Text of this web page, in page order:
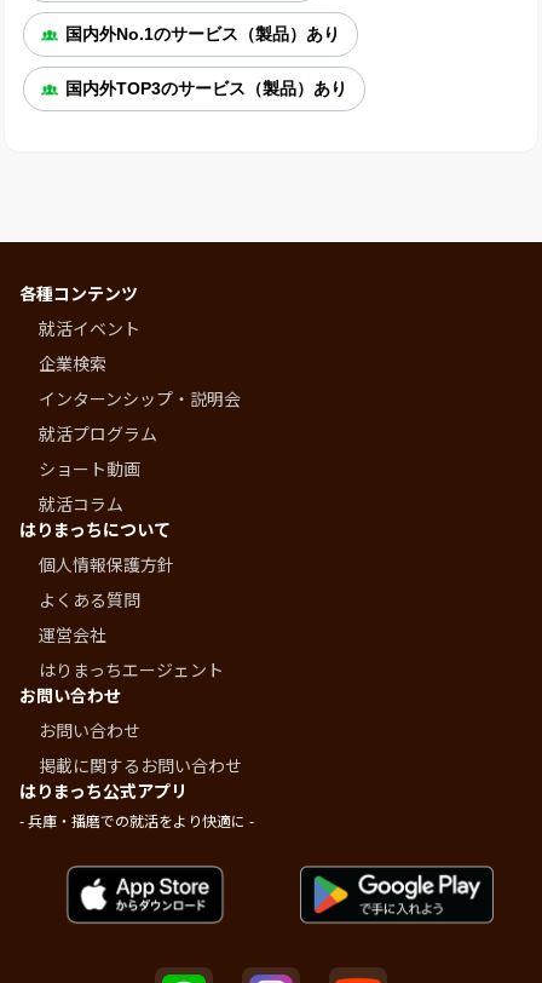
国内外No.1のサービス（製品）あり
国内外TOP3のサービス（製品）あり
各種コンテンツ
就活イベント
企業検索
インターンシップ・説明会
就活プログラム
ショート動画
就活コラム
はりまっちについて
個人情報保護方針
よくある質問
運営会社
はりまっちエージェント
お問い合わせ
お問い合わせ
掲載に関するお問い合わせ
はりまっち公式アプリ
- 兵庫・播磨での就活をより快適に -